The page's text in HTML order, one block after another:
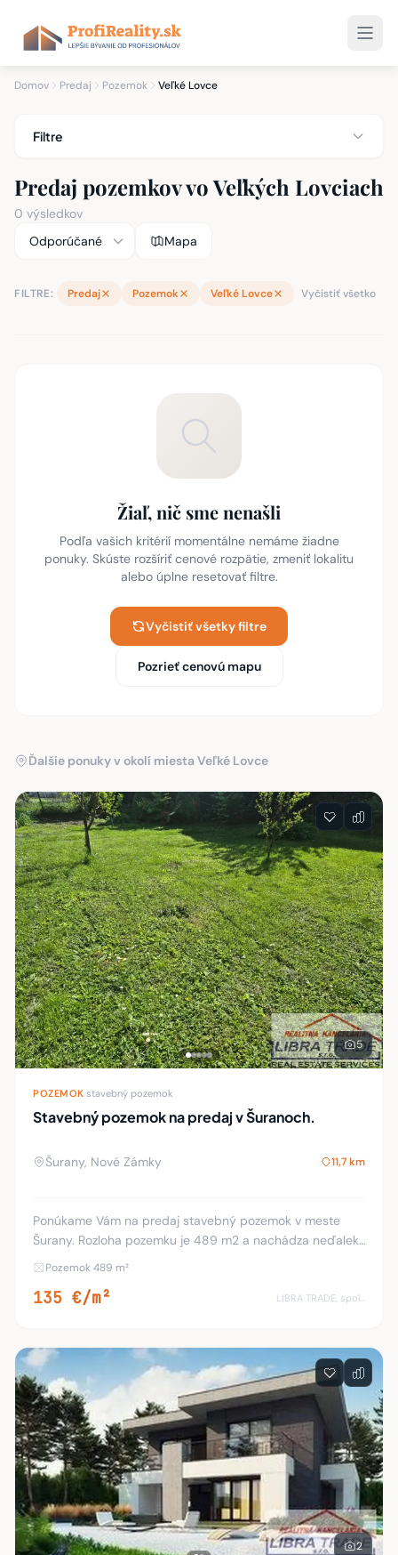
Domov Predaj Pozemok Veľké Lovce
Filtre
Predaj pozemkov vo Veľkých Lovciach
0 výsledkov
Mapa
FILTRE: Predaj Pozemok Veľké Lovce Vyčistiť všetko
Žiaľ, nič sme nenašli
Podľa vašich kritérií momentálne nemáme žiadne
ponuky. Skúste rozšíriť cenové rozpätie, zmeniť lokalitu
alebo úplne resetovať filtre.
Vyčistiť všetky filtre
Pozrieť cenovú mapu
Ďalšie ponuky v okolí miesta Veľké Lovce
5
POZEMOK stavebný pozemok
Stavebný pozemok na predaj v Šuranoch.
Šurany, Nové Zámky 11,7 km
Ponúkame Vám na predaj stavebný pozemok v meste
Šurany. Rozloha pozemku je 489 m2 a nachádza neďaleko
vlakovej stanice v tichej uličke s dobrou dostupnosťou.
Pozemok 489 m²
135 €/m² LIBRA TRADE, spol.s.r.o.
2